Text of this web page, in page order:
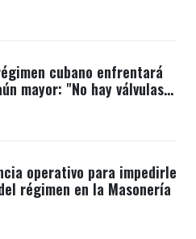
cubano enfrentará
mayor: "No hay válvulas
operativo para impedirle
régimen en la Masonería